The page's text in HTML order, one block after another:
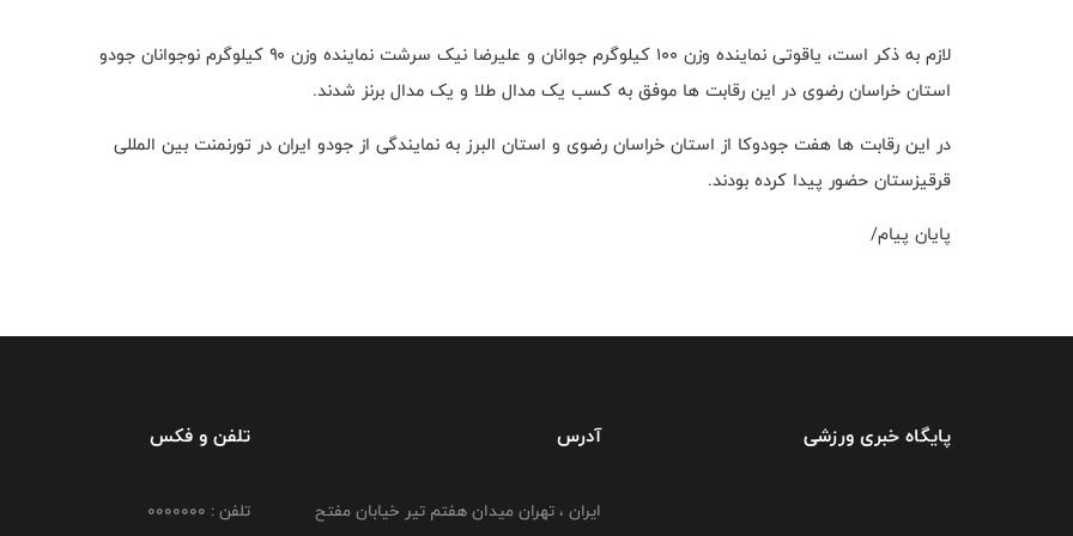
لازم به ذکر است، یاقوتی نماینده وزن ۱۰۰ کیلوگرم جوانان و‌ علیرضا نیک سرشت نماینده وزن ۹۰ کیلوگرم نوجوانان جودو
استان خراسان رضوی در این رقابت ها موفق به کسب یک مدال طلا و یک مدال برنز شدند.
در این رقابت ها هفت جودوکا از استان خراسان رضوی و استان البرز به نمایندگی از جودو ایران در تورنمنت بین المللی
قرقیزستان حضور پیدا کرده بودند.
پایان پیام/
پایگاه خبری ورزشی آدرس
ایران ، تهران میدان هفتم تیر خیابان مفتح
تلفن و فکس
تلفن : 0000000